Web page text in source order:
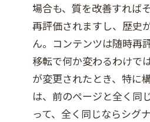
場合も、質を改善すれば
再評価されますし、歴史
ん。コンテンツは随時再
移転で何か変わるわけで
が変更されたとき、特に
は、前のページと全く同
って、全く同じならシグ